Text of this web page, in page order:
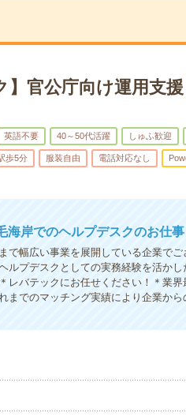
】官公庁向け運用支援
英語不要 40～50代活躍 しゅふ歓迎
歩5分 服装自由 電話対応なし
海岸でのヘルプデスクのお仕事
で幅広い事業を展開している企業で
プデスクとしての実務経験を活かし
レバテックにお任せください！＊業
までのマッチング実績により企業か